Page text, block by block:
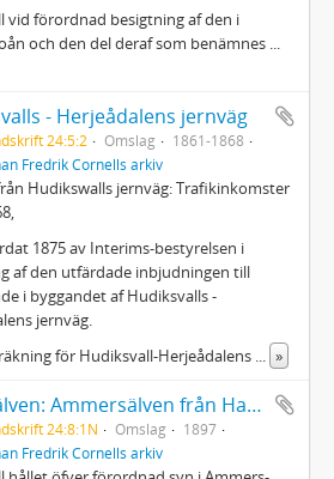
vid förordnad besigtning af den i
och den del deraf som benämnes
- Herjeådalens jernväg
24:5:2 Omslag
1861-1868
Fredrik Cornells arkiv
Hudikswalls jernväg: Trafikinkomster
1875 av Interims-bestyrelsen i
af den utfärdade inbjudningen till
i byggandet af Hudiksvalls -
jernväg.
för Hudiksvall-Herjeådalens
»
Indalsälven: Ammersälven från Hammerdalssjöns utlopp till och förbi Edeforsen
24:8:1N Omslag
1897
Fredrik Cornells arkiv